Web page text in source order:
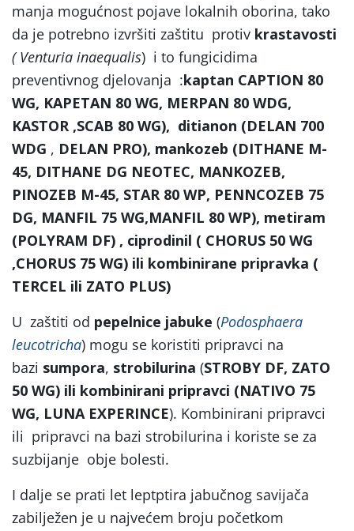
manja mogućnost pojave lokalnih oborina, tako
da je potrebno izvršiti zaštitu protiv krastavosti
( Venturia inaequalis) i to fungicidima
preventivnog djelovanja :kaptan CAPTION 80
WG, KAPETAN 80 WG, MERPAN 80 WDG,
KASTOR ,SCAB 80 WG), ditianon (DELAN 700
WDG , DELAN PRO), mankozeb (DITHANE M-
45, DITHANE DG NEOTEC, MANKOZEB,
PINOZEB M-45, STAR 80 WP, PENNCOZEB 75
DG, MANFIL 75 WG,MANFIL 80 WP), metiram
(POLYRAM DF) , ciprodinil ( CHORUS 50 WG
,CHORUS 75 WG) ili kombinirane pripravka (
TERCEL ili ZATO PLUS)
U zaštiti od pepelnice jabuke (Podosphaera
leucotricha) mogu se koristiti pripravci na
bazi sumpora, strobilurina (STROBY DF, ZATO
50 WG) ili kombinirani pripravci (NATIVO 75
WG, LUNA EXPERINCE). Kombinirani pripravci
ili pripravci na bazi strobilurina i koriste se za
suzbijanje obje bolesti.
I dalje se prati let leptptira jabučnog savijača
zabilježen je u najvećem broju početkom